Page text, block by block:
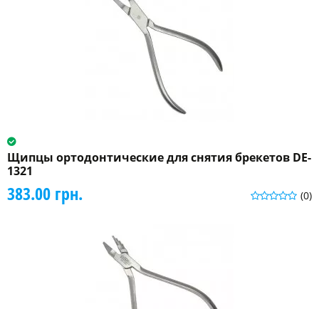
Щипцы ортодонтические для снятия брекетов DE-
1321
(0)
383.00 грн.